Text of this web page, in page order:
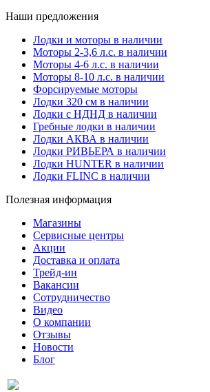
Наши предложения
Лодки и моторы в наличии
Моторы 2-3,6 л.с. в наличии
Моторы 4-6 л.с. в наличии
Моторы 8-10 л.с. в наличии
Форсируемые моторы
Лодки 320 см в наличии
Лодки с НДНД в наличии
Гребные лодки в наличии
Лодки АКВА в наличии
Лодки РИВЬЕРА в наличии
Лодки HUNTER в наличии
Лодки FLINC в наличии
Полезная информация
Магазины
Сервисные центры
Акции
Доставка и оплата
Трейд-ин
Вакансии
Сотрудничество
Видео
О компании
Отзывы
Новости
Блог